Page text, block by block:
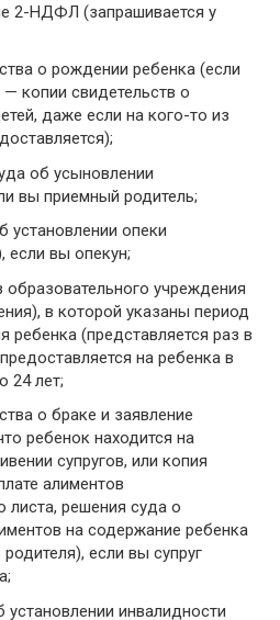
2-НДФЛ (запрашивается у
о рождении ребенка (если
копии свидетельств о
даже если на кого-то из
об усыновлении
вы приемный родитель;
установлении опеки
если вы опекун;
образовательного учреждения
в которой указаны период
ребенка (представляется раз в
на ребенка в
24 лет;
о браке и заявление
ребенок находится на
супругов, или копия
алиментов
листа, решения суда о
на содержание ребенка
если вы супруг
установлении инвалидности